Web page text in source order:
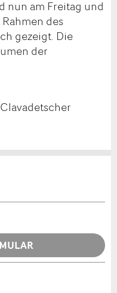
nun am Freitag und
Rahmen des
gezeigt. Die
der
Freunde weiter.